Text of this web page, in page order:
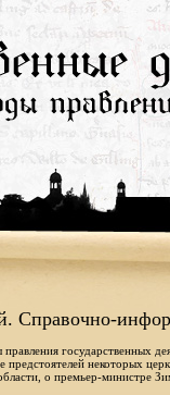
Справочно-
государственных
предстоятелей некоторых
о премьер-министре